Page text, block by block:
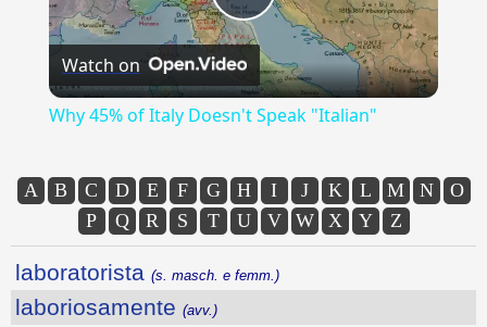
Play
Video
Watch on
Why 45% of Italy Doesn't Speak "Italian"
A B C D E F G H I J K L M N
O
P
Q R S T U V W X Y Z
laboratorista (s. masch. e femm.)
laboriosamente (avv.)